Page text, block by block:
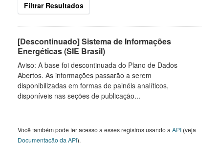
Filtrar Resultados
[Descontinuado] Sistema de Informações
Energéticas (SIE Brasil)
Aviso: A base foi descontinuada do Plano de Dados
Abertos. As informações passarão a serem
disponibilizadas em formas de painéis analíticos,
disponíveis nas seções de publicação...
Você também pode ter acesso a esses registros usando a API (veja
Documentação da API).